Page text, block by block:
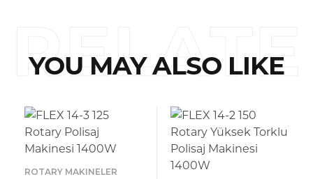
YOU MAY ALSO LIKE
RELATE
D
ROTARY MAKINELER